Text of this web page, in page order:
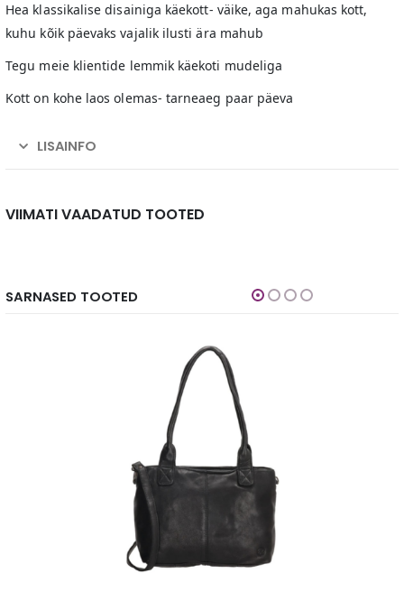
Hea klassikalise disainiga käekott- väike, aga mahukas kott,
kuhu kõik päevaks vajalik ilusti ära mahub
Tegu meie klientide lemmik käekoti mudeliga
Kott on kohe laos olemas- tarneaeg paar päeva
LISAINFO
VIIMATI VAADATUD TOOTED
SARNASED TOOTED